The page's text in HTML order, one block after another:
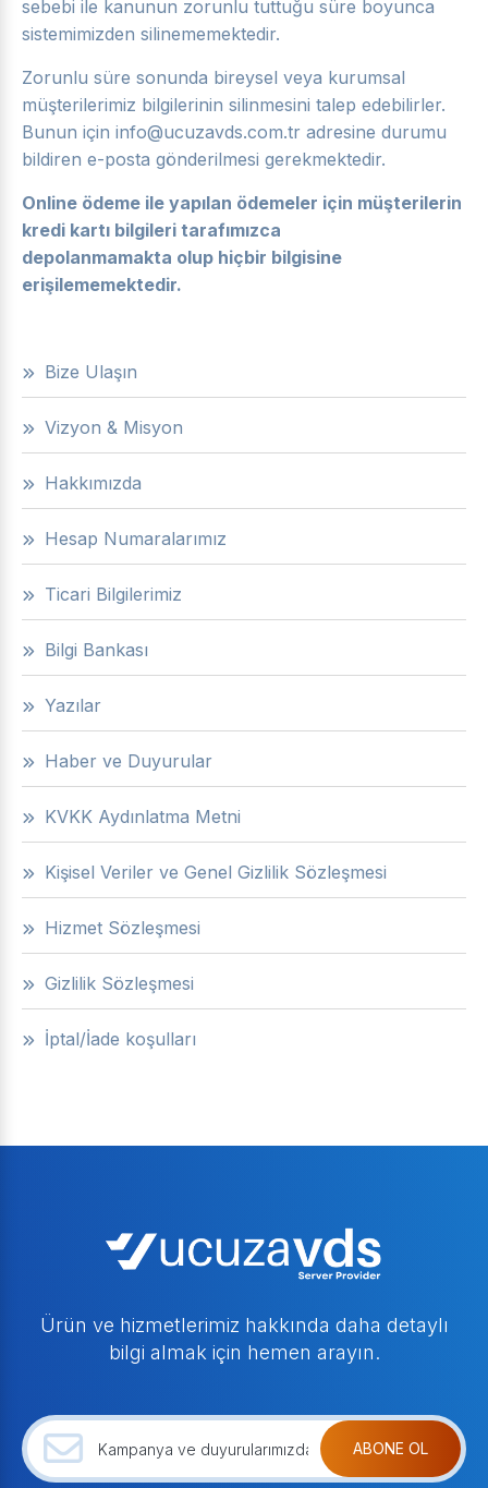
sebebi ile kanunun zorunlu tuttuğu süre boyunca
sistemimizden silinememektedir.
Zorunlu süre sonunda bireysel veya kurumsal
müşterilerimiz bilgilerinin silinmesini talep edebilirler.
Bunun için info@ucuzavds.com.tr adresine durumu
bildiren e-posta gönderilmesi gerekmektedir.
Online ödeme ile yapılan ödemeler için müşterilerin
kredi kartı bilgileri tarafımızca
depolanmamakta olup hiçbir bilgisine
erişilememektedir.
Bize Ulaşın
Vizyon & Misyon
Hakkımızda
Hesap Numaralarımız
Ticari Bilgilerimiz
Bilgi Bankası
Yazılar
Haber ve Duyurular
KVKK Aydınlatma Metni
Kişisel Veriler ve Genel Gizlilik Sözleşmesi
Hizmet Sözleşmesi
Gizlilik Sözleşmesi
İptal/İade koşulları
Ürün ve hizmetlerimiz hakkında daha detaylı
bilgi almak için hemen arayın.
ABONE OL